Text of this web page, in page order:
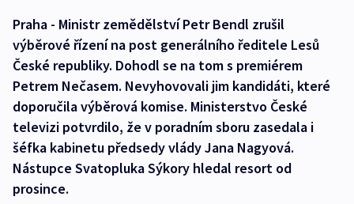
Praha - Ministr zemědělství Petr Bendl zrušil
výběrové řízení na post generálního ředitele Lesů
České republiky. Dohodl se na tom s premiérem
Petrem Nečasem. Nevyhovovali jim kandidáti, které
doporučila výběrová komise. Ministerstvo České
televizi potvrdilo, že v poradním sboru zasedala i
šéfka kabinetu předsedy vlády Jana Nagyová.
Nástupce Svatopluka Sýkory hledal resort od
prosince.